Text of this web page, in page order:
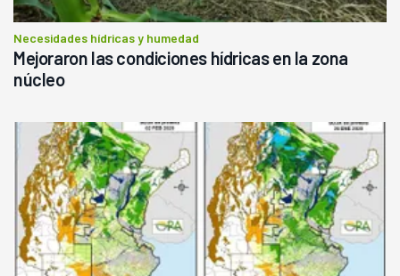
Necesidades hídricas y humedad
Mejoraron las condiciones hídricas en la zona
núcleo